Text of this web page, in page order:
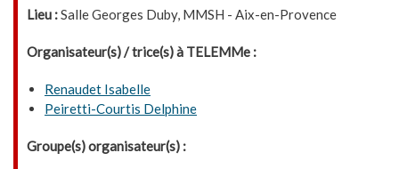
Lieu :Salle Georges Duby, MMSH - Aix-en-Provence
Organisateur(s) / trice(s) à TELEMMe :
Renaudet Isabelle
Peiretti-Courtis Delphine
Groupe(s) organisateur(s) :